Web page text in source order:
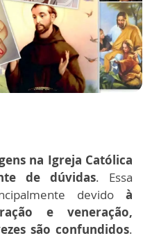
na Igreja Católica
de dúvidas. Essa
devido à
e veneração,
são confundidos.